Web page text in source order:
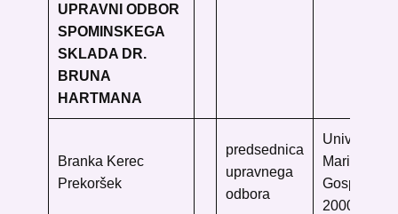
UPRAVNI ODBOR
SPOMINSKEGA
SKLADA DR.
BRUNA
HARTMANA
Branka Kerec
Prekoršek
predsednica
upravnega
odbora
Maribor
Gospejna
2000